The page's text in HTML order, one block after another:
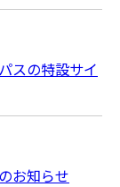
スの特設サイ
お知らせ